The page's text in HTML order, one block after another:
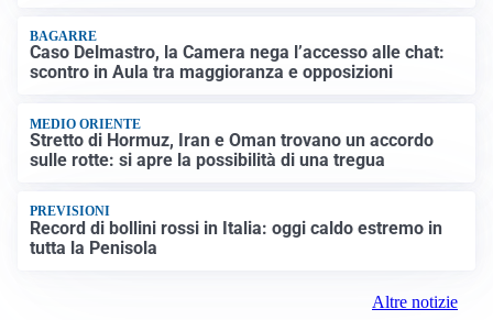
BAGARRE
Caso Delmastro, la Camera nega l’accesso alle chat:
scontro in Aula tra maggioranza e opposizioni
MEDIO ORIENTE
Stretto di Hormuz, Iran e Oman trovano un accordo
sulle rotte: si apre la possibilità di una tregua
PREVISIONI
Record di bollini rossi in Italia: oggi caldo estremo in
tutta la Penisola
Altre notizie